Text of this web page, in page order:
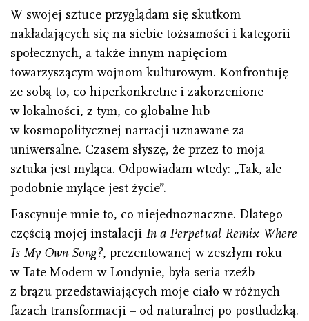
W swojej sztuce przyglądam się skutkom
nakładających się na siebie tożsamości i kategorii
społecznych, a także innym napięciom
towarzyszącym wojnom kulturowym. Konfrontuję
ze sobą to, co hiperkonkretne i zakorzenione
w lokalności, z tym, co globalne lub
w kosmopolitycznej narracji uznawane za
uniwersalne. Czasem słyszę, że przez to moja
sztuka jest myląca. Odpowiadam wtedy: „Tak, ale
podobnie mylące jest życie”.
Fascynuje mnie to, co niejednoznaczne. Dlatego
częścią mojej instalacji In a Perpetual Remix Where
Is My Own Song?, prezentowanej w zeszłym roku
w Tate Modern w Londynie, była seria rzeźb
z brązu przedstawiających moje ciało w różnych
fazach transformacji – od naturalnej po postludzką.